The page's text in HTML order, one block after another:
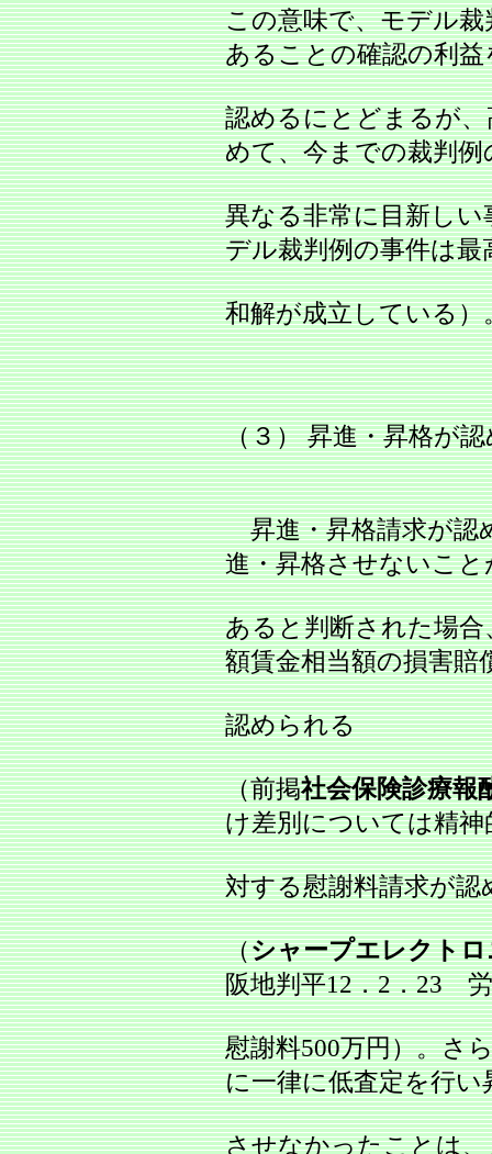
この意味で、モデル
あることの確認の利益
認めるにとどまるが
めて、今までの裁判例
異なる非常に目新し
デル裁判例の事件は最
和解が成立している）
（３） 昇進・昇格が
昇進・昇格請求が認
進・昇格させないこと
あると判断された場
額賃金相当額の損害賠
認められる
（前掲社会保険診療報
け差別については精神
対する慰謝料請求が認
（シャープエレクト
阪地判平12．2．23 労
慰謝料500万円）。さ
に一律に低査定を行い
させなかったことは